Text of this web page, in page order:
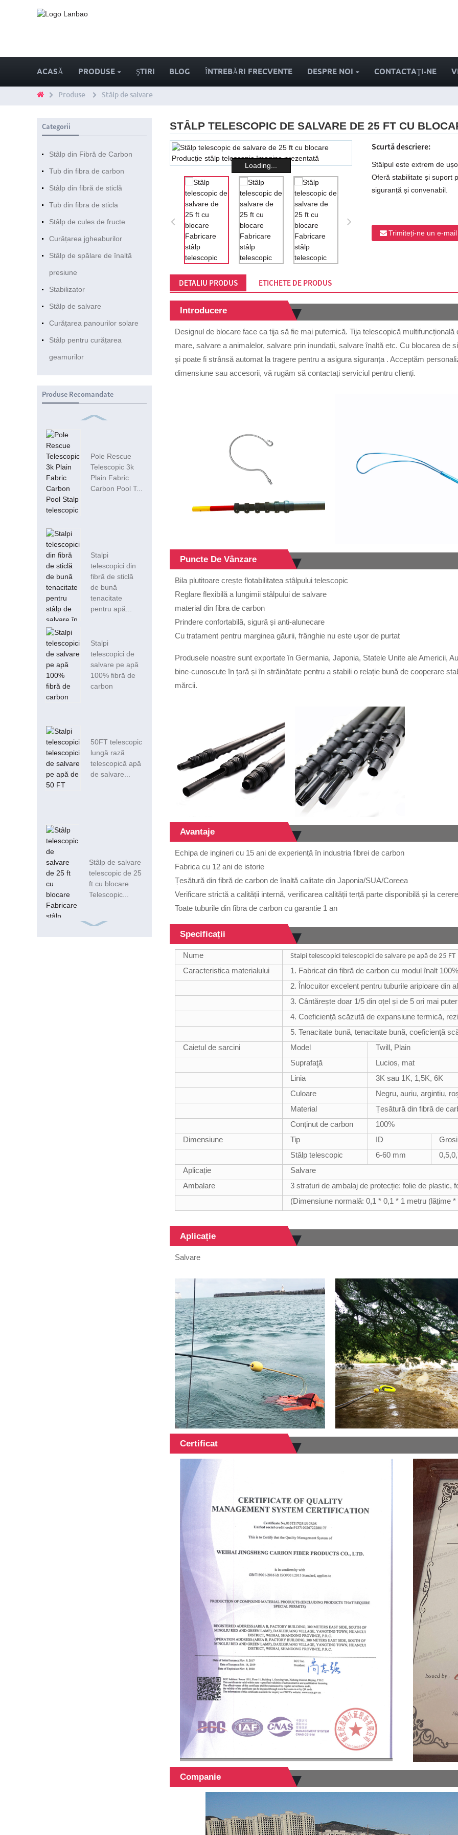
ACASĂ PRODUSE ŞTIRI BLOG ÎNTREBĂRI FRECVENTE DESPRE NOI CONTACTAŢI-NE
Produse Stâlp de salvare
Categorii
Stâlp din Fibră de Carbon
Tub din fibra de carbon
Stâlp din fibră de sticlă
Tub din fibra de sticla
Stâlp de cules de fructe
Curățarea jgheaburilor
Stâlp de spălare de înaltă
presiune
Stabilizator
Stâlp de salvare
Curățarea panourilor solare
Stâlp pentru curățarea
geamurilor
Produse Recomandate
Pole Rescue
Telescopic 3k
Plain Fabric
Carbon Pool T...
Stalpi
telescopici din
fibră de sticlă
de bună
tenacitate
pentru apă...
Stalpi
telescopici de
salvare pe apă
100% fibră de
carbon
50FT telescopic
lungă rază
telescopică apă
de salvare...
Stâlp de salvare
telescopic de 25
ft cu blocare
Telescopic...
STÂLP TELESCOPIC DE SALVARE DE 25 FT CU
Loading...
Scurtă descriere:
Stâlpul este extrem de
Oferă stabilitate și suport
siguranță și convenabil.
Trimiteți-ne un e-mail
DETALIU PRODUS ETICHETE DE PRODUS
Introducere
Designul de blocare face ca tija să fie mai puternică. Tija telescopică
mare, salvare a animalelor, salvare prin inundații, salvare înaltă etc. Cu blocarea de
și poate fi strânsă automat la tragere pentru a asigura siguranța . Acceptăm
dimensiune sau accesorii, vă rugăm să contactați serviciul pentru clienți.
Puncte De Vânzare
Bila plutitoare crește flotabilitatea stâlpului telescopic
Reglare flexibilă a lungimii stâlpului de salvare
material din fibra de carbon
Prindere confortabilă, sigură și anti-alunecare
Cu tratament pentru marginea găurii, frânghie nu este ușor de purtat
Produsele noastre sunt exportate în Germania, Japonia, Statele Unite ale Americii,
bine-cunoscute în țară și în străinătate pentru a stabili o relație bună de cooperare
mărcii.
Avantaje
Echipa de ingineri cu 15 ani de experiență în industria fibrei de carbon
Fabrica cu 12 ani de istorie
Țesătură din fibră de carbon de înaltă calitate din Japonia/SUA/Coreea
Verificare strictă a calității internă, verificarea calității terță parte disponibilă și la
Toate tuburile din fibra de carbon cu garantie 1 an
Specificații
Nume Stalpi telescopici telescopici de salvare pe apă de 25 FT
Caracteristica materialului
1. Fabricat din fibră de carbon cu modul înalt
2. Înlocuitor excelent pentru tuburile aripioare din
3. Cântărește doar 1/5 din oțel și de 5 ori mai
4. Coeficiență scăzută de expansiune termică,
5. Tenacitate bună, tenacitate bună, coeficiență
Caietul de sarcini
Model
Twill, Plain
Suprafaţă
Lucios, mat
Linia
3K sau 1K, 1,5K, 6K
Culoare
Negru, auriu, argintiu,
Material
Țesătură din fibră de
Conținut de carbon
100%
Dimensiune
Tip ID
Stâlp telescopic
6-60 mm
Aplicație
Salvare
Ambalare
3 straturi de ambalaj de protecție: folie de plastic,
(Dimensiune normală: 0,1 * 0,1 * 1 metru (lățime
Aplicație
Salvare
Certificat
Companie